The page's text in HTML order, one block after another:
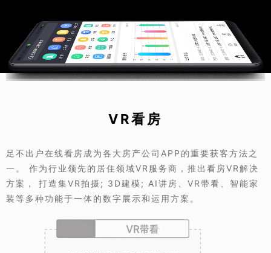
VR看房
足不出户在线看房成为各大房产公司APP的重要获客方法之
一。 作为行业领先的居住领域VR服务商，推出看房VR解决
方案， 打造集VR拍摄; 3D建模; AI讲房、VR带看、智能家
装等多种功能于一体的数字展示和运用方案。